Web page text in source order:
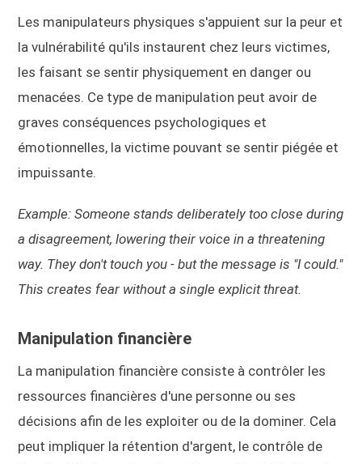
Les manipulateurs physiques s'appuient sur la peur et
la vulnérabilité qu'ils instaurent chez leurs victimes,
les faisant se sentir physiquement en danger ou
menacées. Ce type de manipulation peut avoir de
graves conséquences psychologiques et
émotionnelles, la victime pouvant se sentir piégée et
impuissante.
Example: Someone stands deliberately too close during
a disagreement, lowering their voice in a threatening
way. They don't touch you - but the message is "I could."
This creates fear without a single explicit threat.
Manipulation financière
La manipulation financière consiste à contrôler les
ressources financières d'une personne ou ses
décisions afin de les exploiter ou de la dominer. Cela
peut impliquer la rétention d'argent, le contrôle de